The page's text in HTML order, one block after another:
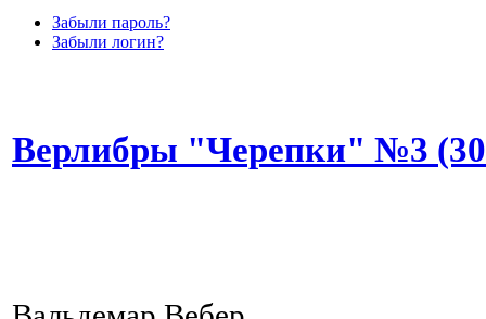
Забыли пароль?
Забыли логин?
Верлибры "Черепки" №3